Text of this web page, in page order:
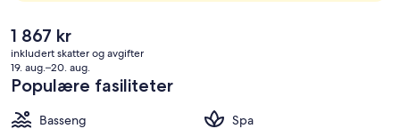
Den
nåværende
prisen
er
1 867 kr
1 867 kr
inkludert skatter og avgifter
19. aug.–20. aug.
Populære fasiliteter
Basseng
Spa